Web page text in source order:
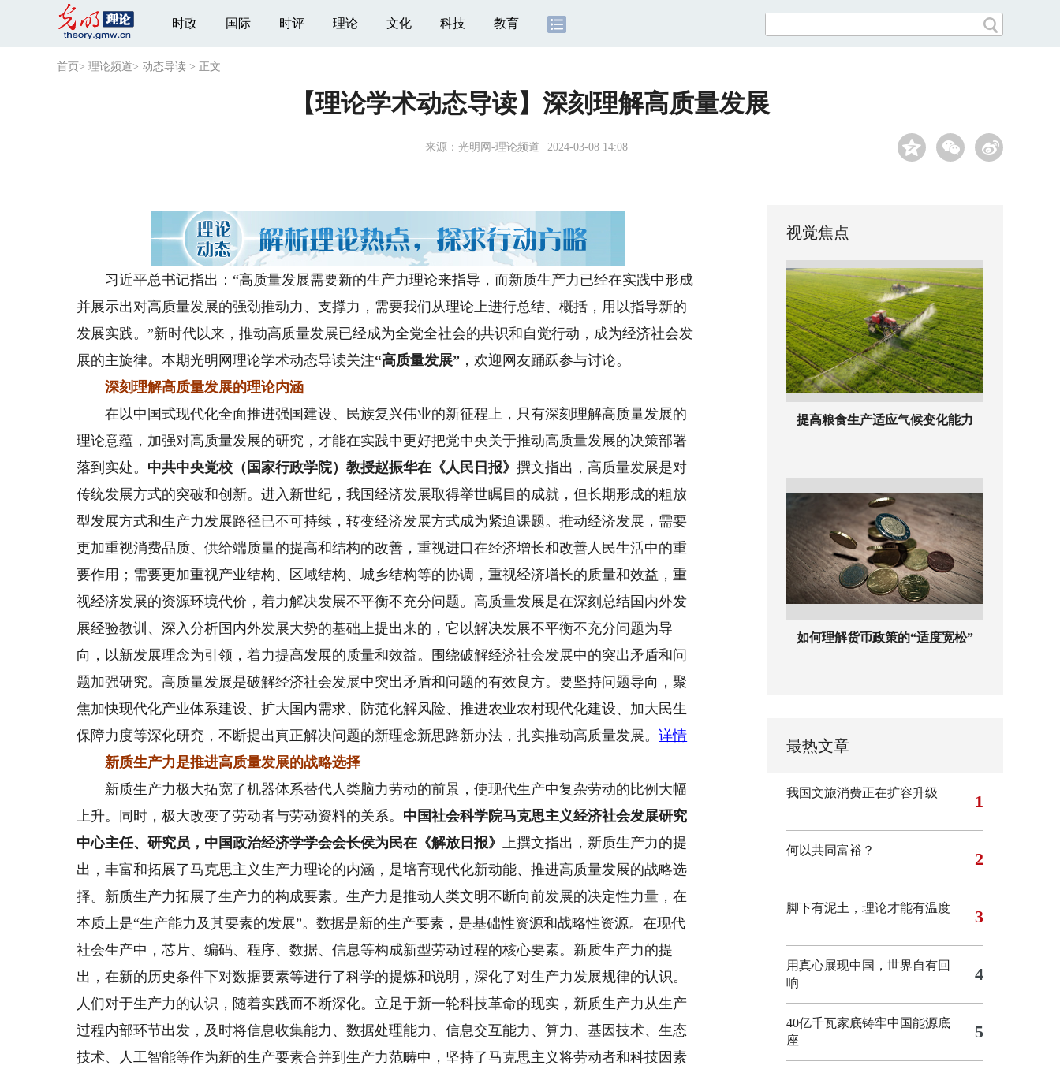
时政 国际 时评 理论 文化 科技 教育
首页 > 理论频道> 动态导读 > 正文
【理论学术动态导读】深刻理解高质量发展
来源： 光明网-理论频道 2024-03-08 14:08
习近平总书记指出：“高质量发展需要新的生产力理论来指导，而新质生产力已经在实践中形成
并展示出对高质量发展的强劲推动力、支撑力，需要我们从理论上进行总结、概括，用以指导新的
发展实践。”新时代以来，推动高质量发展已经成为全党全社会的共识和自觉行动，成为经济社会发
展的主旋律。本期光明网理论学术动态导读关注“高质量发展” ，欢迎网友踊跃参与讨论。
深刻理解高质量发展的理论内涵
在以中国式现代化全面推进强国建设、民族复兴伟业的新征程上，只有深刻理解高质量发展的
理论意蕴，加强对高质量发展的研究，才能在实践中更好把党中央关于推动高质量发展的决策部署
落到实处。 中共中央党校（国家行政学院）教授赵振华在《人民日报》撰文指出，高质量发展是对
传统发展方式的突破和创新。进入新世纪，我国经济发展取得举世瞩目的成就，但长期形成的粗放
型发展方式和生产力发展路径已不可持续，转变经济发展方式成为紧迫课题。推动经济发展，需要
更加重视消费品质、供给端质量的提高和结构的改善，重视进口在经济增长和改善人民生活中的重
要作用；需要更加重视产业结构、区域结构、城乡结构等的协调，重视经济增长的质量和效益，重
视经济发展的资源环境代价，着力解决发展不平衡不充分问题。高质量发展是在深刻总结国内外发
展经验教训、深入分析国内外发展大势的基础上提出来的，它以解决发展不平衡不充分问题为导
向，以新发展理念为引领，着力提高发展的质量和效益。围绕破解经济社会发展中的突出矛盾和问
题加强研究。高质量发展是破解经济社会发展中突出矛盾和问题的有效良方。要坚持问题导向，聚
焦加快现代化产业体系建设、扩大国内需求、防范化解风险、推进农业农村现代化建设、加大民生
保障力度等深化研究，不断提出真正解决问题的新理念新思路新办法，扎实推动高质量发展。详情
新质生产力是推进高质量发展的战略选择
新质生产力极大拓宽了机器体系替代人类脑力劳动的前景，使现代生产中复杂劳动的比例大幅
上升。同时，极大改变了劳动者与劳动资料的关系。 中国社会科学院马克思主义经济社会发展研究
中心主任、研究员，中国政治经济学学会会长侯为民在《解放日报》上撰文指出，新质生产力的提
出，丰富和拓展了马克思主义生产力理论的内涵，是培育现代化新动能、推进高质量发展的战略选
择。新质生产力拓展了生产力的构成要素。生产力是推动人类文明不断向前发展的决定性力量，在
本质上是“生产能力及其要素的发展”。数据是新的生产要素，是基础性资源和战略性资源。在现代
社会生产中，芯片、编码、程序、数据、信息等构成新型劳动过程的核心要素。新质生产力的提
出，在新的历史条件下对数据要素等进行了科学的提炼和说明，深化了对生产力发展规律的认识。
人们对于生产力的认识，随着实践而不断深化。立足于新一轮科技革命的现实，新质生产力从生产
过程内部环节出发，及时将信息收集能力、数据处理能力、信息交互能力、算力、基因技术、生态
技术、人工智能等作为新的生产要素合并到生产力范畴中，坚持了马克思主义将劳动者和科技因素
视觉焦点
提高粮食生产适应气候变化能力
如何理解货币政策的“适度宽松”
最热文章
我国文旅消费正在扩容升级 1
何以共同富裕？ 2
脚下有泥土，理论才能有温度 3
用真心展现中国，世界自有回
响
4
40亿千瓦家底铸牢中国能源底
座
5